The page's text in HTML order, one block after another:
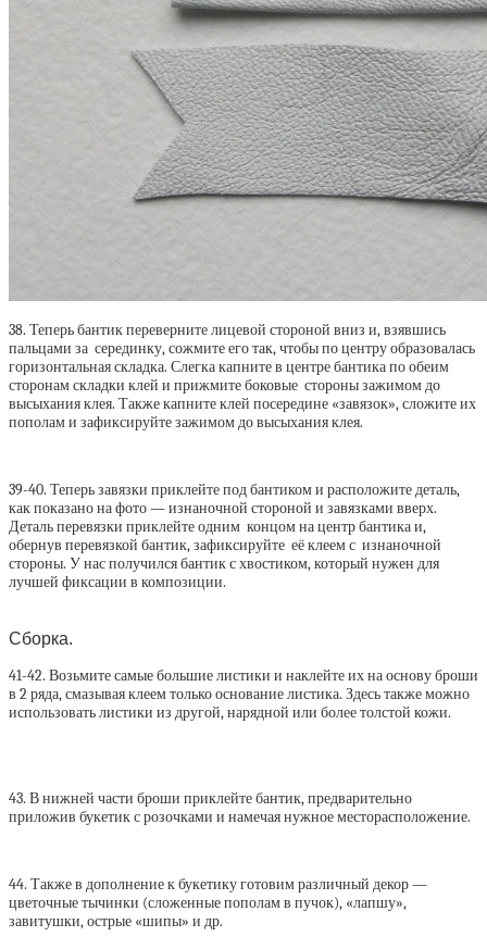
38. Теперь бантик переверните лицевой стороной вниз и, взявшись
пальцами за серединку, сожмите его так, чтобы по центру образовалась
горизонтальная складка. Слегка капните в центре бантика по обеим
сторонам складки клей и прижмите боковые стороны зажимом до
высыхания клея. Также капните клей посередине «завязок», сложите их
пополам и зафиксируйте зажимом до высыхания клея.
39-40. Теперь завязки приклейте под бантиком и расположите деталь,
как показано на фото — изнаночной стороной и завязками вверх.
Деталь перевязки приклейте одним концом на центр бантика и,
обернув перевязкой бантик, зафиксируйте её клеем с изнаночной
стороны. У нас получился бантик с хвостиком, который нужен для
лучшей фиксации в композиции.
Сборка.
41-42. Возьмите самые большие листики и наклейте их на основу броши
в 2 ряда, смазывая клеем только основание листика. Здесь также можно
использовать листики из другой, нарядной или более толстой кожи.
43. В нижней части броши приклейте бантик, предварительно
приложив букетик с розочками и намечая нужное месторасположение.
44. Также в дополнение к букетику готовим различный декор —
цветочные тычинки (сложенные пополам в пучок), «лапшу»,
завитушки, острые «шипы» и др.